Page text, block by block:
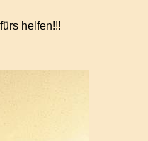
helfen!!!